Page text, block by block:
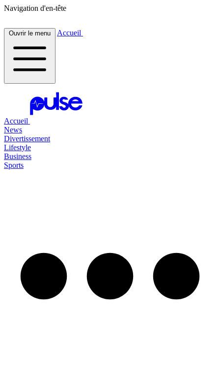
Navigation d'en-tête
Ouvrir le menu Accueil
Accueil
News
Divertissement
Lifestyle
Business
Sports